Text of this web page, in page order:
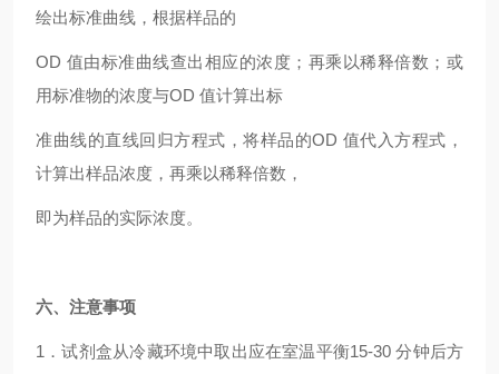
绘出标准曲线，根据样品的
OD 值由标准曲线查出相应的浓度；再乘以稀释倍数；或
用标准物的浓度与OD 值计算出标
准曲线的直线回归方程式，将样品的OD 值代入方程式，
计算出样品浓度，再乘以稀释倍数，
即为样品的实际浓度。
六、注意事项
1．试剂盒从冷藏环境中取出应在室温平衡15-30 分钟后方